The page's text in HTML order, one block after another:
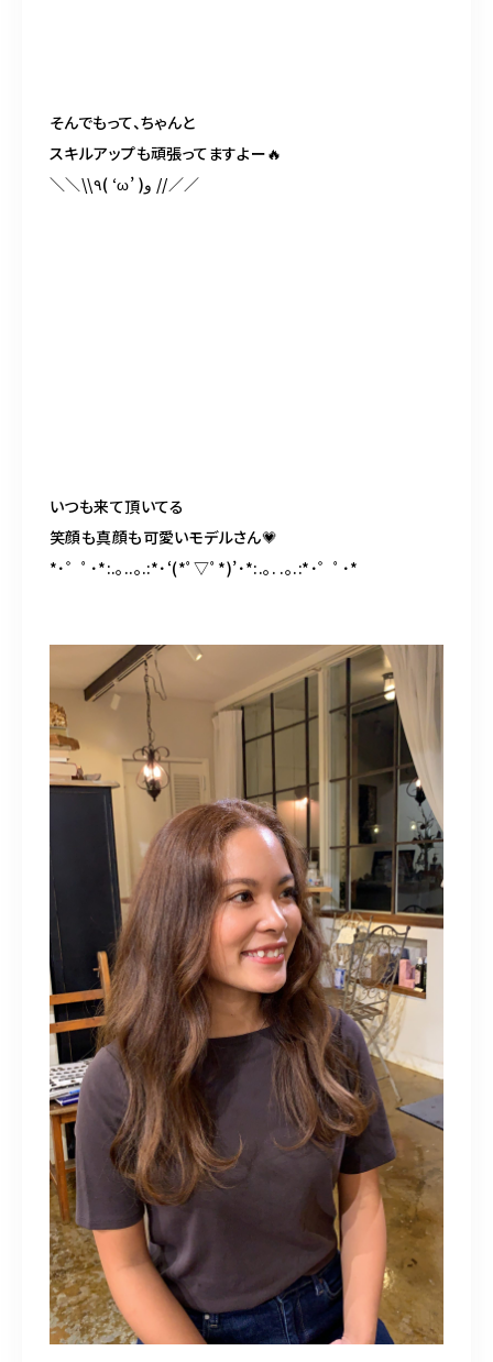
そんでもって、ちゃんと
スキルアップも頑張ってますよー🔥
＼＼\\٩( ‘ω’ )و //／／
いつも来て頂いてる
笑顔も真顔も可愛いモデルさん💗
*･゜ﾟ･*:.｡ ..｡.:*･ ‘(*ﾟ▽ﾟ *)’･*:.｡ . .｡.:* ･゜ﾟ･*